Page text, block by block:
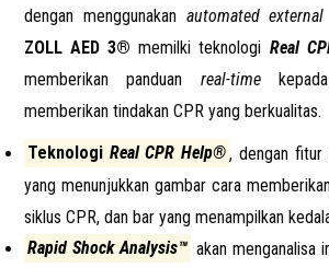
dengan menggunakan automated
ZOLL AED 3® memilki teknologi Real
memberikan panduan real-timekepada
memberikan tindakan CPR yang berkualitas.
TeknologiReal CPR Help®, dengan fitur
yang menunjukkan gambar cara
siklus CPR, dan bar yang menampilkan
Rapid Shock Analysis™ akan menganalisa